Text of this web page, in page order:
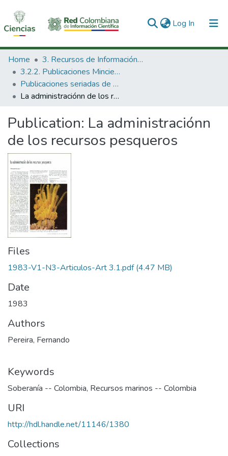
Log In (current)
Communities & Collections
All of DSpace
Statistics
Home
3. Recursos de Información Científica y Tecnológica
3.2.2. Publicaciones Minciencias
Publicaciones seriadas de Minciencias
La administraciónn de los recursos pesqueros
Publication: La administraciónn
de los recursos pesqueros
Files
1983-V1-N3-Articulos-Art 3.1.pdf(4.47 MB)
Date
1983
Authors
Pereira, Fernando
Keywords
Soberanía -- Colombia, Recursos marinos -- Colombia
URI
http://hdl.handle.net/11146/1380
Collections